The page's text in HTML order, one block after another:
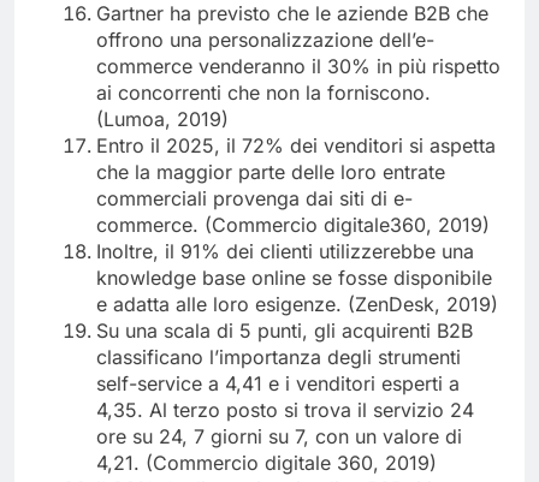
Gartner ha previsto che le aziende B2B che
offrono una personalizzazione dell’e-
commerce venderanno il 30% in più rispetto
ai concorrenti che non la forniscono.
(Lumoa, 2019)
Entro il 2025, il 72% dei venditori si aspetta
che la maggior parte delle loro entrate
commerciali provenga dai siti di e-
commerce. (Commercio digitale360, 2019)
Inoltre, il 91% dei clienti utilizzerebbe una
knowledge base online se fosse disponibile
e adatta alle loro esigenze. (ZenDesk, 2019)
Su una scala di 5 punti, gli acquirenti B2B
classificano l’importanza degli strumenti
self-service a 4,41 e i venditori esperti a
4,35. Al terzo posto si trova il servizio 24
ore su 24, 7 giorni su 7, con un valore di
4,21. (Commercio digitale 360, 2019)